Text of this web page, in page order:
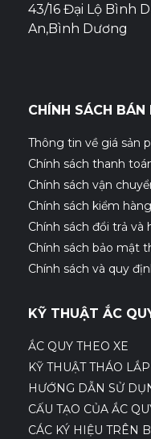
43/16 Đại Lộ Bình
An,Bình Dương
CHÍNH SÁCH BÁN
Thông tin về giá sản
Chính sách thanh
Chính sách vận
Chính sách kiểm hàng
Chính sách đổi trả và
Chính sách bảo mật
Chính sách và quy
KỸ THUẬT ẮC
ẮC QUY THEO XE
KỸ THUẬT THÁO
HƯỚNG DẪN SỬ
CẤU TẠO CỦA ẮC
CÁC KÝ HIỆU TRÊN